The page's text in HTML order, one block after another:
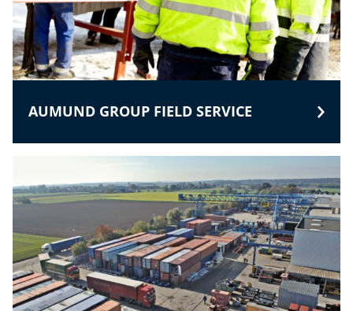
AUMUND GROUP FIELD SERVICE